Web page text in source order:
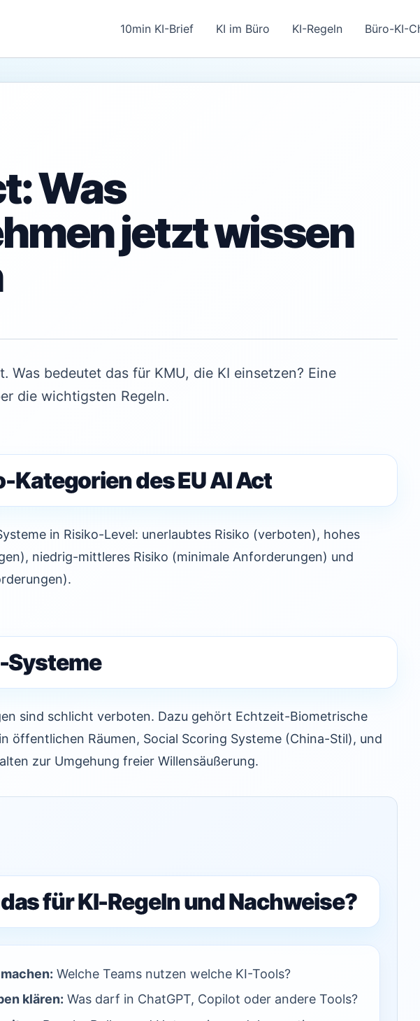
10min KI-Brief KI im Büro KI-Regeln Büro-KI-
Was
jetzt wissen
Was bedeutet das für KMU, die KI einsetzen? Eine
die wichtigsten Regeln.
Kategorien des EU AI Act
in Risiko-Level: unerlaubtes Risiko (verboten), hohes
niedrig-mittleres Risiko (minimale Anforderungen) und
Systeme
sind schlicht verboten. Dazu gehört Echtzeit-Biometrische
öffentlichen Räumen, Social Scoring Systeme (China-Stil), und
zur Umgehung freier Willensäußerung.
für KI-Regeln und Nachweise?
Welche Teams nutzen welche KI-Tools?
klären: Was darf in ChatGPT, Copilot oder andere Tools?